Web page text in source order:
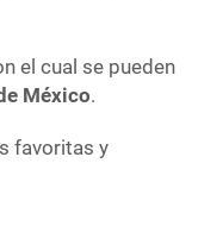
el cual se pueden
México.
favoritas y